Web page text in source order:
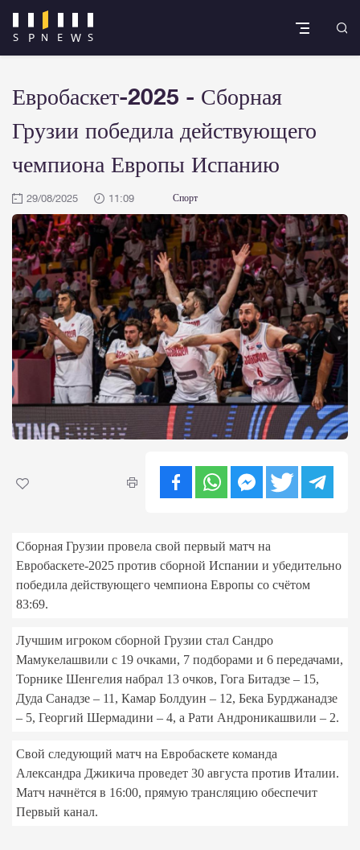
Евробаскет-2025 - Сборная
Грузии победила действующего
чемпиона Европы Испанию
29/08/2025 11:09 Спорт
Сборная Грузии провела свой первый матч на
Евробаскете-2025 против сборной Испании и убедительно
победила действующего чемпиона Европы со счётом
83:69.
Лучшим игроком сборной Грузии стал Сандро
Мамукелашвили с 19 очками, 7 подборами и 6 передачами,
Торнике Шенгелия набрал 13 очков, Гога Битадзе – 15,
Дуда Санадзе – 11, Камар Болдуин – 12, Бека Бурджанадзе
– 5, Георгий Шермадини – 4, а Рати Андроникашвили – 2.
Свой следующий матч на Евробаскете команда
Александра Джикича проведет 30 августа против Италии.
Матч начнётся в 16:00, прямую трансляцию обеспечит
Первый канал.